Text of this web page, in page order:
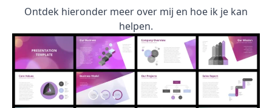
Ontdek hieronder meer over mij en hoe ik je kan
helpen.